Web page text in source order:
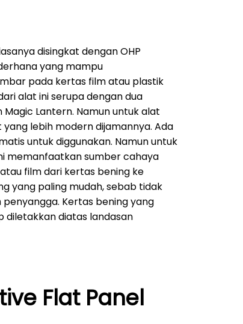
disingkat dengan OHP
yang mampu
pada kertas film atau plastik
alat ini serupa dengan dua
Lantern. Namun untuk alat
lebih modern dijamannya. Ada
untuk diggunakan. Namun untuk
memanfaatkan sumber cahaya
film dari kertas bening ke
yang paling mudah, sebab tidak
Kertas bening yang
diletakkan diatas landasan
Flat Panel